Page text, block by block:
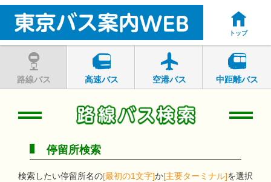
トップ
路線バス 高速バス 空港バス 中距離バス
停留所検索
検索したい停留所名の[最初の1文字]か[主要ターミナル]を選択